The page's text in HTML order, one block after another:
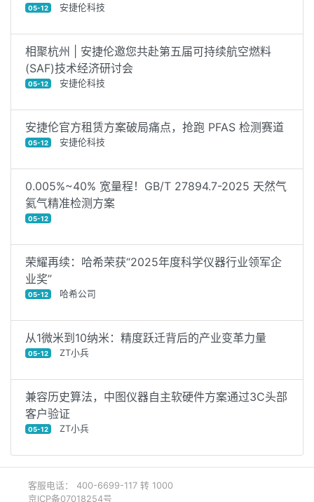
05-12 安捷伦科技
相聚杭州 | 安捷伦邀您共赴第五届可持续航空燃料
(SAF)技术经济研讨会
05-12 安捷伦科技
安捷伦官方租赁方案破局痛点，抢跑 PFAS 检测赛道
05-12 安捷伦科技
0.005%~40% 宽量程！GB/T 27894.7-2025 天然气
氦气精准检测方案
05-12
荣耀再续：哈希荣获“2025年度科学仪器行业领军企
业奖”
05-12 哈希公司
从1微米到10纳米：精度跃迁背后的产业变革力量
05-12 ZT小兵
兼容历史算法，中图仪器自主软硬件方案通过3C头部
客户验证
05-12 ZT小兵
客服电话： 400-6699-117 转 1000
京ICP备07018254号